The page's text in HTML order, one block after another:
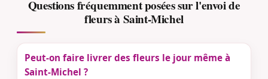
Questions fréquemment posées sur l'envoi de
fleurs à Saint-Michel
Peut-on faire livrer des fleurs le jour même à
Saint-Michel ?